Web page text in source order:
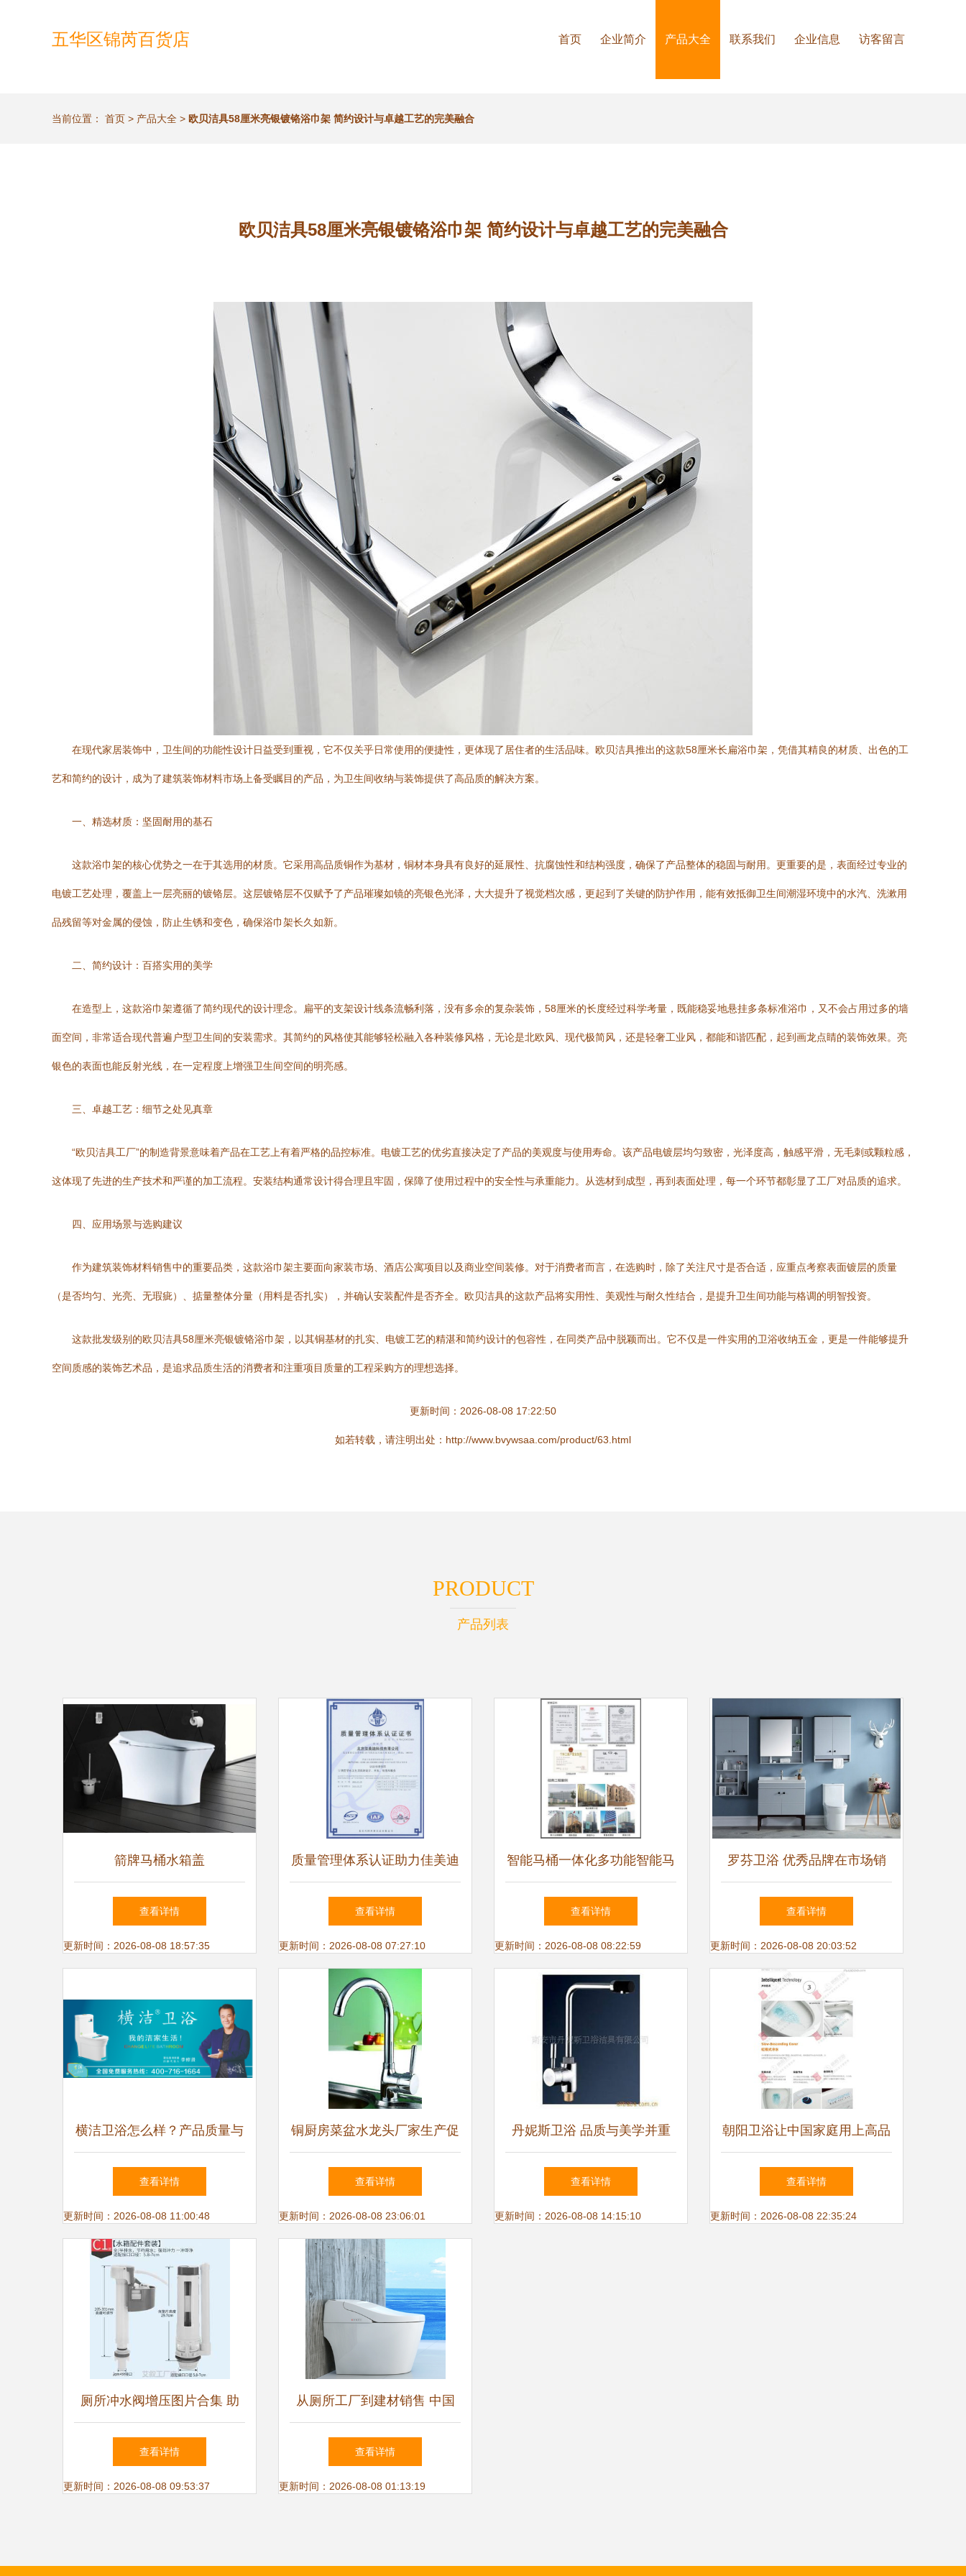
五华区锦芮百货店 首页 企业简介 产品大全 联系我们 企业信息 访客留言
当前位置： 首页 > 产品大全 > 欧贝洁具58厘米亮银镀铬浴巾架 简约设计与卓越工艺的完美融合
欧贝洁具58厘米亮银镀铬浴巾架 简约设计与卓越工艺的完美融合
在现代家居装饰中，卫生间的功能性设计日益受到重视，它不仅关乎日常使用的便捷性，更体现了居住者的生活品味。欧贝洁具推出的这款58厘米长扁浴巾架，凭借其精良的材质、出色的工
艺和简约的设计，成为了建筑装饰材料市场上备受瞩目的产品，为卫生间收纳与装饰提供了高品质的解决方案。
一、精选材质：坚固耐用的基石
这款浴巾架的核心优势之一在于其选用的材质。它采用高品质铜作为基材，铜材本身具有良好的延展性、抗腐蚀性和结构强度，确保了产品整体的稳固与耐用。更重要的是，表面经过专业的
电镀工艺处理，覆盖上一层亮丽的镀铬层。这层镀铬层不仅赋予了产品璀璨如镜的亮银色光泽，大大提升了视觉档次感，更起到了关键的防护作用，能有效抵御卫生间潮湿环境中的水汽、洗漱用
品残留等对金属的侵蚀，防止生锈和变色，确保浴巾架长久如新。
二、简约设计：百搭实用的美学
在造型上，这款浴巾架遵循了简约现代的设计理念。扁平的支架设计线条流畅利落，没有多余的复杂装饰，58厘米的长度经过科学考量，既能稳妥地悬挂多条标准浴巾，又不会占用过多的墙
面空间，非常适合现代普遍户型卫生间的安装需求。其简约的风格使其能够轻松融入各种装修风格，无论是北欧风、现代极简风，还是轻奢工业风，都能和谐匹配，起到画龙点睛的装饰效果。亮
银色的表面也能反射光线，在一定程度上增强卫生间空间的明亮感。
三、卓越工艺：细节之处见真章
“欧贝洁具工厂”的制造背景意味着产品在工艺上有着严格的品控标准。电镀工艺的优劣直接决定了产品的美观度与使用寿命。该产品电镀层均匀致密，光泽度高，触感平滑，无毛刺或颗粒感，
这体现了先进的生产技术和严谨的加工流程。安装结构通常设计得合理且牢固，保障了使用过程中的安全性与承重能力。从选材到成型，再到表面处理，每一个环节都彰显了工厂对品质的追求。
四、应用场景与选购建议
作为建筑装饰材料销售中的重要品类，这款浴巾架主要面向家装市场、酒店公寓项目以及商业空间装修。对于消费者而言，在选购时，除了关注尺寸是否合适，应重点考察表面镀层的质量
（是否均匀、光亮、无瑕疵）、掂量整体分量（用料是否扎实），并确认安装配件是否齐全。欧贝洁具的这款产品将实用性、美观性与耐久性结合，是提升卫生间功能与格调的明智投资。
这款批发级别的欧贝洁具58厘米亮银镀铬浴巾架，以其铜基材的扎实、电镀工艺的精湛和简约设计的包容性，在同类产品中脱颖而出。它不仅是一件实用的卫浴收纳五金，更是一件能够提升
空间质感的装饰艺术品，是追求品质生活的消费者和注重项目质量的工程采购方的理想选择。
更新时间：2026-08-08 17:22:50
如若转载，请注明出处：http://www.bvywsaa.com/product/63.html
PRODUCT
产品列表
箭牌马桶水箱盖
查看详情
更新时间：2026-08-08 18:57:35
质量管理体系认证助力佳美迪
节水洁具品质升级
查看详情
更新时间：2026-08-08 07:27:10
智能马桶一体化多功能智能马
桶坐便器 全自动智能座便器
即热
查看详情
更新时间：2026-08-08 08:22:59
罗芬卫浴 优秀品牌在市场销
售与建筑装饰材料领域的深度
探索
查看详情
更新时间：2026-08-08 20:03:52
横洁卫浴怎么样？产品质量与
价格深度分析
查看详情
更新时间：2026-08-08 11:00:48
铜厨房菜盆水龙头厂家生产促
销 爵伦卫浴1250型号的质优
价廉之选
查看详情
更新时间：2026-08-08 23:06:01
丹妮斯卫浴 品质与美学并重
的建筑装饰材料供应商
查看详情
更新时间：2026-08-08 14:15:10
朝阳卫浴让中国家庭用上高品
质卫浴 幸福 触手可及
查看详情
更新时间：2026-08-08 22:35:24
厕所冲水阀增压图片合集 助
力卫生洁具销售的专业利器
查看详情
更新时间：2026-08-08 09:53:37
从厕所工厂到建材销售 中国
建筑装饰材料的转型之路
查看详情
更新时间：2026-08-08 01:13:19